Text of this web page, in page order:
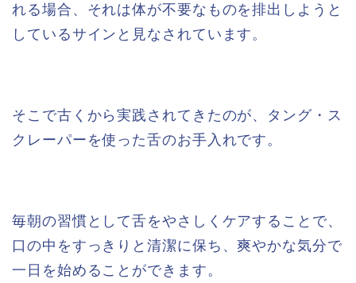
れる場合、それは体が不要なものを排出しようと
しているサインと見なされています。
そこで古くから実践されてきたのが、タング・ス
クレーパーを使った舌のお手入れです。
毎朝の習慣として舌をやさしくケアすることで、
口の中をすっきりと清潔に保ち、爽やかな気分で
一日を始めることができます。